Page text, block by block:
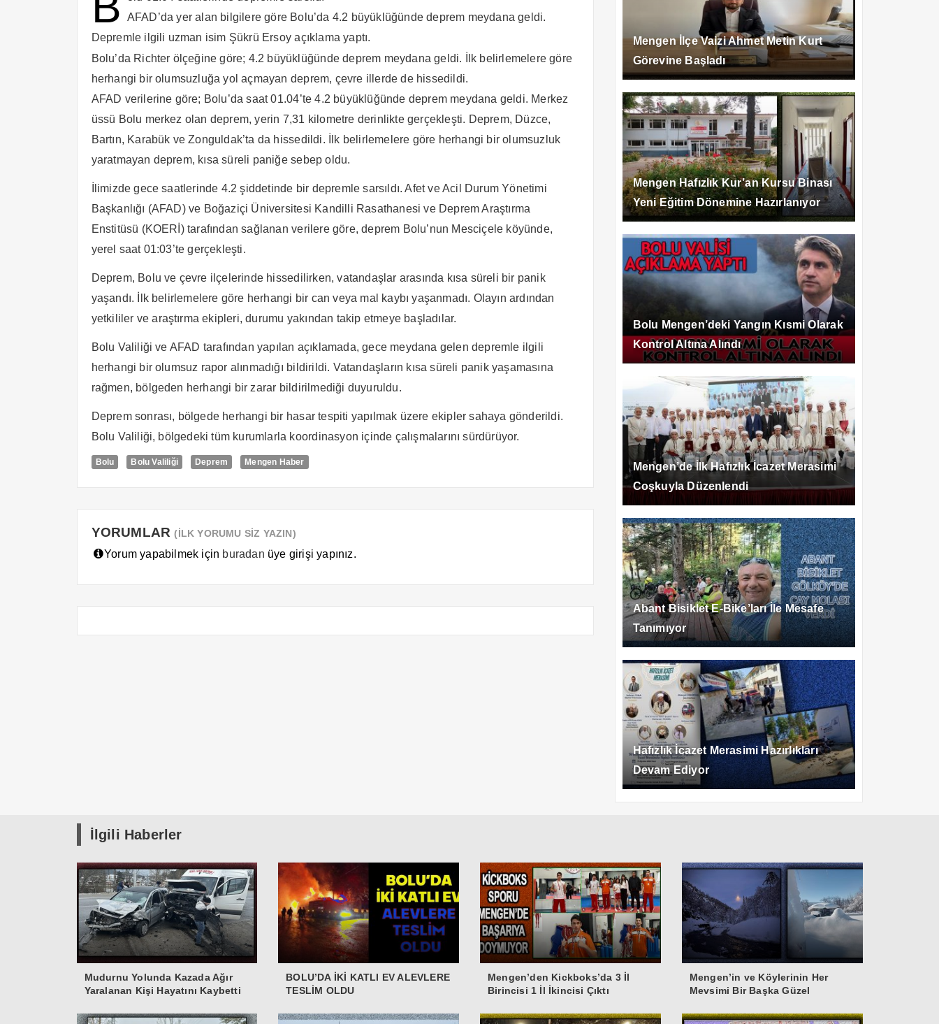
AFAD’da yer alan bilgilere göre Bolu’da 4.2 büyüklüğünde deprem meydana geldi.
Depremle ilgili uzman isim Şükrü Ersoy açıklama yaptı.
Bolu’da Richter ölçeğine göre; 4.2 büyüklüğünde deprem meydana geldi. İlk belirlemelere göre
herhangi bir olumsuzluğa yol açmayan deprem, çevre illerde de hissedildi.
AFAD verilerine göre; Bolu’da saat 01.04’te 4.2 büyüklüğünde deprem meydana geldi. Merkez
üssü Bolu merkez olan deprem, yerin 7,31 kilometre derinlikte gerçekleşti. Deprem, Düzce,
Bartın, Karabük ve Zonguldak’ta da hissedildi. İlk belirlemelere göre herhangi bir olumsuzluk
yaratmayan deprem, kısa süreli paniğe sebep oldu.
İlimizde gece saatlerinde 4.2 şiddetinde bir depremle sarsıldı. Afet ve Acil Durum Yönetimi
Başkanlığı (AFAD) ve Boğaziçi Üniversitesi Kandilli Rasathanesi ve Deprem Araştırma
Enstitüsü (KOERİ) tarafından sağlanan verilere göre, deprem Bolu’nun Mesciçele köyünde,
yerel saat 01:03’te gerçekleşti.
Deprem, Bolu ve çevre ilçelerinde hissedilirken, vatandaşlar arasında kısa süreli bir panik
yaşandı. İlk belirlemelere göre herhangi bir can veya mal kaybı yaşanmadı. Olayın ardından
yetkililer ve araştırma ekipleri, durumu yakından takip etmeye başladılar.
Bolu Valiliği ve AFAD tarafından yapılan açıklamada, gece meydana gelen depremle ilgili
herhangi bir olumsuz rapor alınmadığı bildirildi. Vatandaşların kısa süreli panik yaşamasına
rağmen, bölgeden herhangi bir zarar bildirilmediği duyuruldu.
Deprem sonrası, bölgede herhangi bir hasar tespiti yapılmak üzere ekipler sahaya gönderildi.
Bolu Valiliği, bölgedeki tüm kurumlarla koordinasyon içinde çalışmalarını sürdürüyor.
Bolu Bolu Valiliği Deprem Mengen Haber
YORUMLAR(İLK YORUMU SİZ YAZIN)
Yorum yapabilmek için buradan üye girişi yapınız.
Mengen İlçe Vaizi Ahmet Metin Kurt
Görevine Başladı
Mengen Hafızlık Kur’an Kursu Binası
Yeni Eğitim Dönemine Hazırlanıyor
Bolu Mengen’deki Yangın Kısmi Olarak
Kontrol Altına Alındı
Mengen’de İlk Hafızlık İcazet Merasimi
Coşkuyla Düzenlendi
Abant Bisiklet E-Bike’ları İle Mesafe
Tanımıyor
Hafızlık İcazet Merasimi Hazırlıkları
Devam Ediyor
İlgili Haberler
Mudurnu Yolunda Kazada Ağır
Yaralanan Kişi Hayatını Kaybetti
BOLU’DA İKİ KATLI EV ALEVLERE
TESLİM OLDU
Mengen’den Kickboks’da 3 İl
Birincisi 1 İl İkincisi Çıktı
Mengen’in ve Köylerinin Her
Mevsimi Bir Başka Güzel